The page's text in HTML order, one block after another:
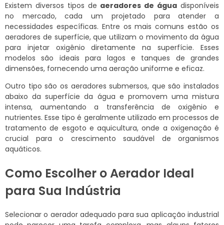
Existem diversos tipos de aeradores de água disponíveis
no mercado, cada um projetado para atender a
necessidades específicas. Entre os mais comuns estão os
aeradores de superfície, que utilizam o movimento da água
para injetar oxigênio diretamente na superfície. Esses
modelos são ideais para lagos e tanques de grandes
dimensões, fornecendo uma aeração uniforme e eficaz.
Outro tipo são os aeradores submersos, que são instalados
abaixo da superfície da água e promovem uma mistura
intensa, aumentando a transferência de oxigênio e
nutrientes. Esse tipo é geralmente utilizado em processos de
tratamento de esgoto e aquicultura, onde a oxigenação é
crucial para o crescimento saudável de organismos
aquáticos.
Como Escolher o Aerador Ideal
para Sua Indústria
Selecionar o aerador adequado para sua aplicação industrial